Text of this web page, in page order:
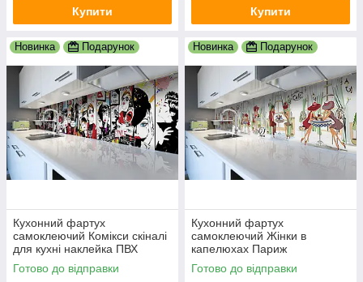
Купити Купити
Новинка Подарунок
Кухонний фартух
самоклеючий Комікси скіналі
для кухні наклейка ПВХ
малюнок люди білий
600х2000 мм
Готово до відправки
Новинка Подарунок
Кухонний фартух
самоклеючий Жінки в
капелюхах Париж
мальований скіналі для кухні
наклейка ПВХ беж 600х2000
Готово до відправки